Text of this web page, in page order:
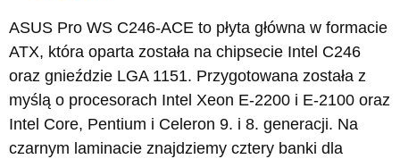
ASUS Pro WS C246-ACE to płyta główna w formacie
ATX, która oparta została na chipsecie Intel C246
oraz gnieździe LGA 1151. Przygotowana została z
myślą o procesorach Intel Xeon E-2200 i E-2100 oraz
Intel Core, Pentium i Celeron 9. i 8. generacji. Na
czarnym laminacie znajdziemy cztery banki dla